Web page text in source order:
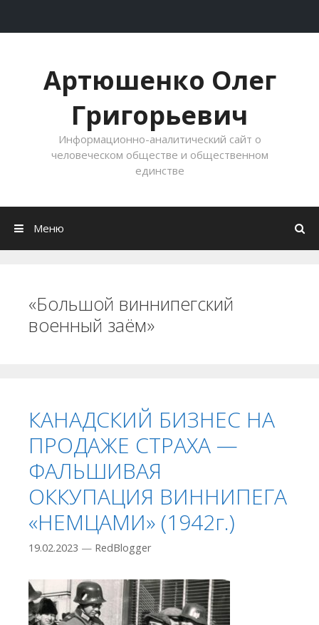
Артюшенко Олег
Григорьевич
Информационно-аналитический сайт о
человеческом обществе и общественном
единстве
Меню
«Большой виннипегский
военный заём»
КАНАДСКИЙ БИЗНЕС НА
ПРОДАЖЕ СТРАХА —
ФАЛЬШИВАЯ
ОККУПАЦИЯ ВИННИПЕГА
«НЕМЦАМИ» (1942г.)
19.02.2023 — RedBlogger